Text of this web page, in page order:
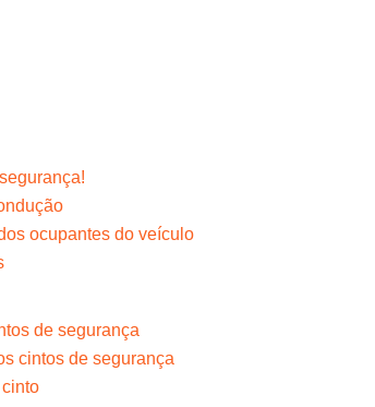
ocupantes do veículo
de segurança
cintos de segurança